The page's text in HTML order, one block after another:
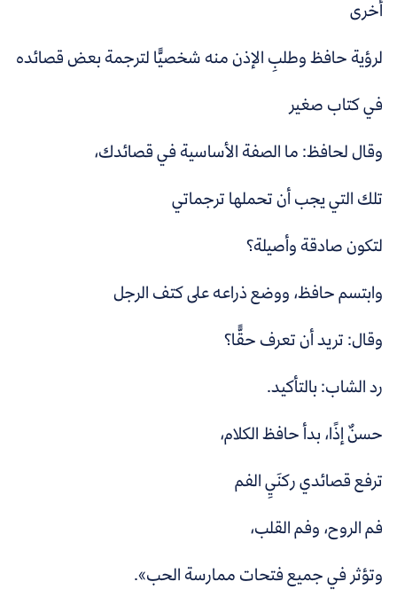
أخرى
لرؤية حافظ وطلبِ الإذن منه شخصيًّا لترجمة بعض قصائده
في كتاب صغير
وقال لحافظ: ما الصفة الأساسية في قصائدك،
تلك التي يجب أن تحملها ترجماتي
لتكون صادقة وأصيلة؟
وابتسم حافظ، ووضع ذراعه على كتف الرجل
وقال: تريد أن تعرف حقًّا؟
رد الشاب: بالتأكيد.
حسنٌ إذًا، بدأ حافظ الكلام،
ترفع قصائدي ركنَيِ الفم
فم الروح، وفم القلب،
وتؤثر في جميع فتحات ممارسة الحب».